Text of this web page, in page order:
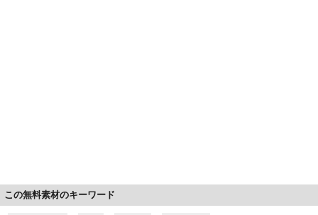
この無料素材のキーワード